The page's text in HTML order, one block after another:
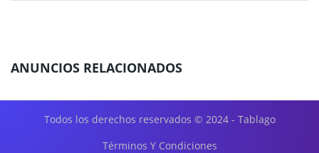
ANUNCIOS RELACIONADOS
Todos los derechos reservados © 2024 - Tablago
Términos Y Condiciones